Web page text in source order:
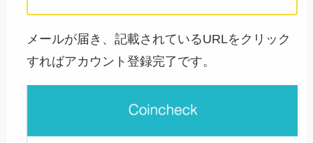
メールが届き、記載されているURLをクリック
すればアカウント登録完了です。